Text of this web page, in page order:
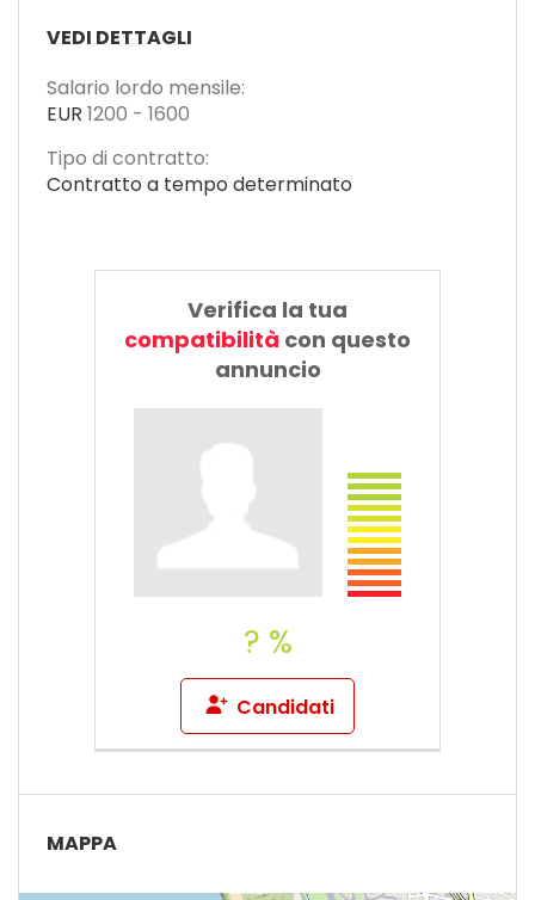
VEDI DETTAGLI
Salario lordo mensile:
EUR 1200 - 1600
Tipo di contratto:
Contratto a tempo determinato
Verifica la tua
compatibilità con questo
annuncio
? %
Candidati
MAPPA